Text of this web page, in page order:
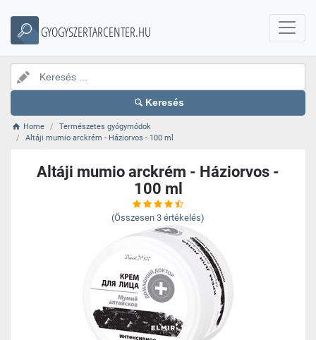
GYOGYSZERTARCENTER.HU
Keresés
Home
Természetes gyógymódok
Altáji mumio arckrém - Háziorvos - 100 ml
Altáji mumio arckrém - Háziorvos -
100 ml
(Összesen 3 értékelés)